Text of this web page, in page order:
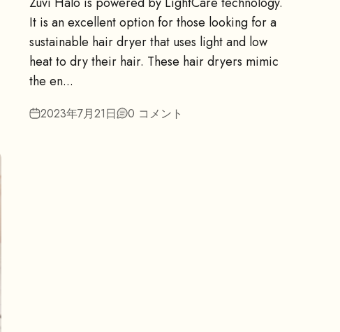
It is an excellent option for those looking for a
sustainable hair dryer that uses light and low
heat to dry their hair. These hair dryers mimic
the en...
2023年7月21日 0 コメント